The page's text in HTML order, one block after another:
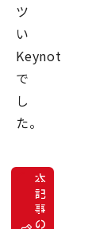
ツ
い
Keynote
で
し
た。
本
記
事
の